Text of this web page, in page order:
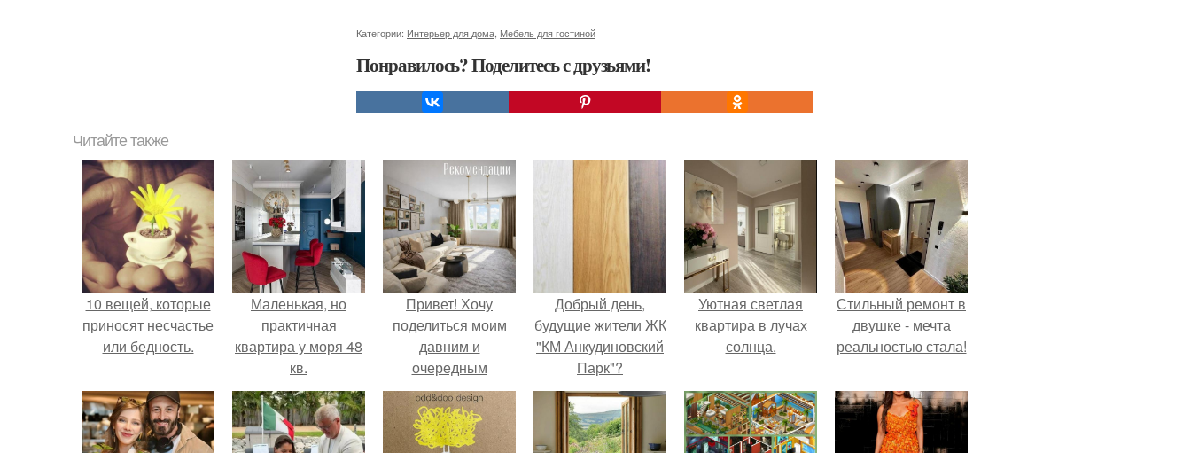
Категории: Интерьер для дома Мебель для гостиной
Понравилось? Поделитесь с друзьями!
Читайте также
10 вещей, которые
приносят несчастье
или бедность.
Маленькая, но
практичная
квартира у моря 48
кв.
Привет! Хочу
поделиться моим
давним и
очередным
неопубликованным
проектом.
Добрый день,
будущие жители ЖК
"КМ Анкудиновский
Парк"?
Уютная светлая
квартира в лучах
солнца.
Стильный ремонт в
двушке - мечта
реальностью стала!